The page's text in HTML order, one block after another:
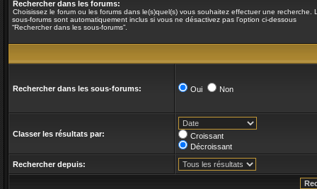
Rechercher dans les forums:
Choisissez le forum ou les forums dans le(s)quel(s) vous souhaitez effectuer une recherche.
sous-forums sont automatiquement inclus si vous ne désactivez pas l’option ci-dessous
“Rechercher dans les sous-forums”.
Rechercher dans les sous-forums: Oui Non
Classer les résultats par:
Croissant
Décroissant
Rechercher depuis: